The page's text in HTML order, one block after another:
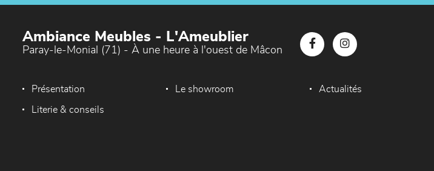
Ambiance Meubles - L'Ameublier
Paray-le-Monial (71) - À une heure à l'ouest de Mâcon
Présentation Le showroom Actualités
Literie & conseils